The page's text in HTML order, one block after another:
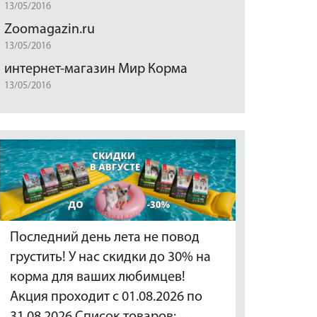
13/05/2016
Zoomagazin.ru
13/05/2016
интернет-магазин Мир Корма
13/05/2016
Последний день лета не повод
грустить! У нас скидки до 30% на
корма для ваших любимцев!
Акция проходит с 01.08.2026 по